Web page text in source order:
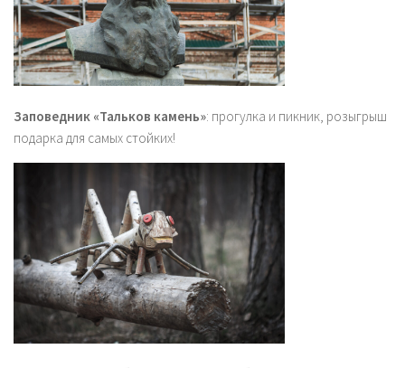
Заповедник «Тальков камень»: прогулка и пикник, розыгрыш
подарка для самых стойких!